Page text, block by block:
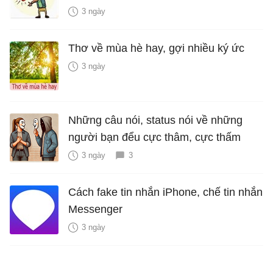
lần mà vẫn trôi chảy
3 ngày
Thơ về mùa hè hay, gợi nhiều ký ức
3 ngày
Những câu nói, status nói về những
người bạn đểu cực thâm, cực thấm
3 ngày 3
Cách fake tin nhắn iPhone, chế tin nhắn
Messenger
3 ngày